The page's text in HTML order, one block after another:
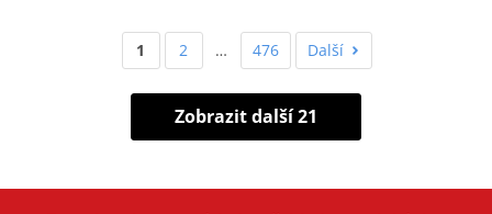
1 2 … 476 Další
Zobrazit další 21